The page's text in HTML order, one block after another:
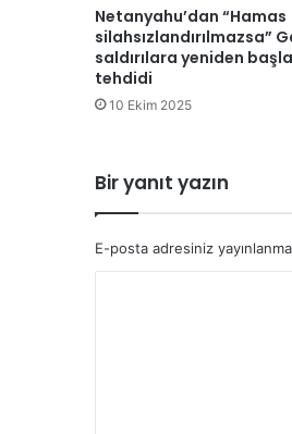
d
e
d
e
p
Netanyahu’dan “Hamas
silahsızlandırılmazsa”
saldırılara yeniden
tehdidi
10 Ekim 2025
Bir yanıt yazın
E-posta adresiniz